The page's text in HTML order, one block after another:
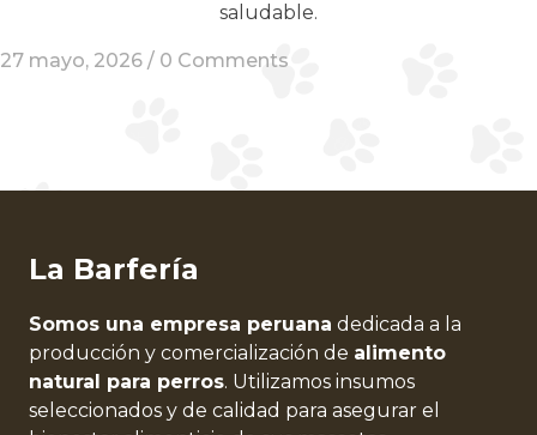
saludable.
27 mayo, 2026 / 0 Comments
La Barfería
Somos una empresa peruana dedicada a la
producción y comercialización de alimento
natural para perros. Utilizamos insumos
seleccionados y de calidad para asegurar el